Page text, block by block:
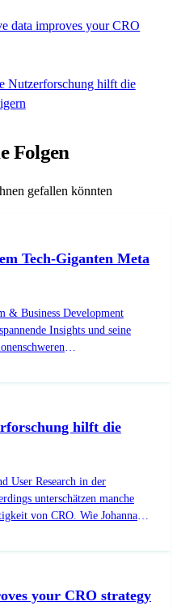
data improves your CRO
Nutzerforschung hilft die
Folgen
gefallen könnten
Tech-Giganten Meta
& Business Development
Insights und seine
hilft die
User Research in der
unterschätzen manche
von CRO. Wie Johanna
Potenzial der Conversion-
Experience deutlich zu
Situationen das Maximum
your CRO strategy